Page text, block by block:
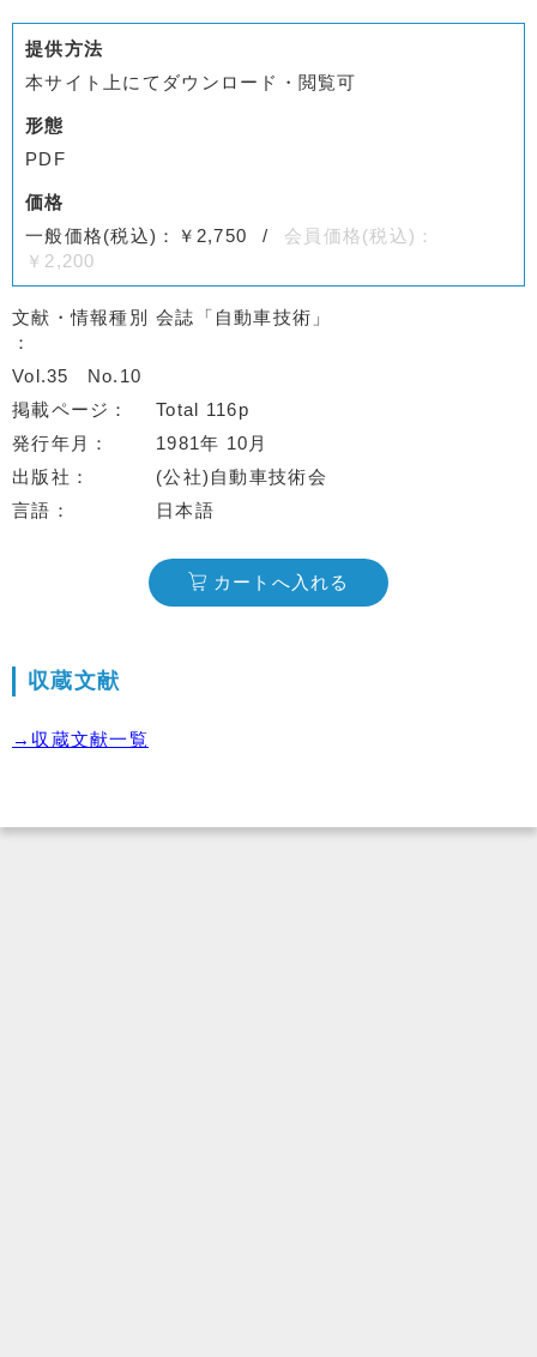
提供方法
本サイト上にてダウンロード・閲覧可
形態
PDF
価格
一般価格(税込)：￥2,750
会員価格(税込)：
￥2,200
文献・情報種別 会誌「自動車技術」
Vol.35
No.10
掲載ページ
Total 116p
発行年月
1981年 10月
出版社
(公社)自動車技術会
言語
日本語
カートへ入れる
収蔵文献
→収蔵文献一覧